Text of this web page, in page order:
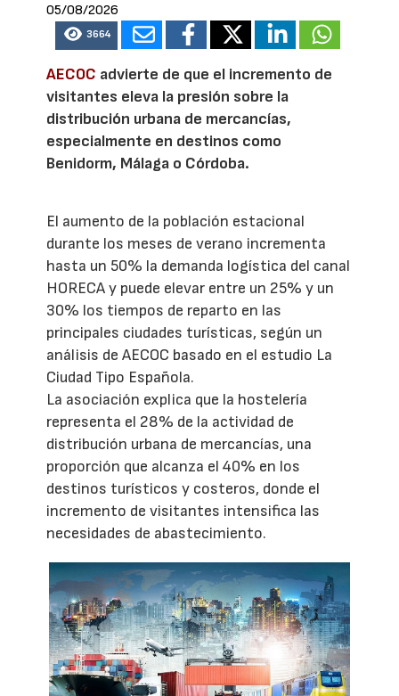
05/08/2026
3664
AECOC advierte de que el incremento de
visitantes eleva la presión sobre la
distribución urbana de mercancías,
especialmente en destinos como
Benidorm, Málaga o Córdoba.
El aumento de la población estacional
durante los meses de verano incrementa
hasta un 50% la demanda logística del canal
HORECA y puede elevar entre un 25% y un
30% los tiempos de reparto en las
principales ciudades turísticas, según un
análisis de AECOC basado en el estudio La
Ciudad Tipo Española.
La asociación explica que la hostelería
representa el 28% de la actividad de
distribución urbana de mercancías, una
proporción que alcanza el 40% en los
destinos turísticos y costeros, donde el
incremento de visitantes intensifica las
necesidades de abastecimiento.